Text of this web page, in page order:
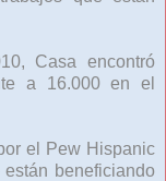
Casa encontró
a 16.000 en el
el Pew Hispanic
beneficiando